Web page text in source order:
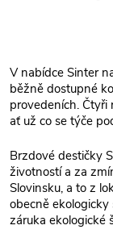
V nabídce Sinter
běžně dostupné
provedeních.
ať už co se týče
Brzdové destičky
životností a za
Slovinsku, a to z
obecně
záruka ekologické